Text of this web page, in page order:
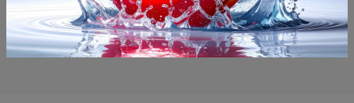
composizioni dei migliori marchi è per noi
obiettivo principale.